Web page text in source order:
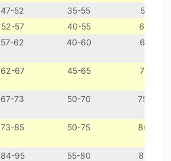
47-52 35-55
55-75
52-57 40-55
60-80
57-62 40-60 65-85
62-67 45-65 70-95
67-73 50-70 75-100
73-85 50-75 80-105
84-95 55-80 85-110